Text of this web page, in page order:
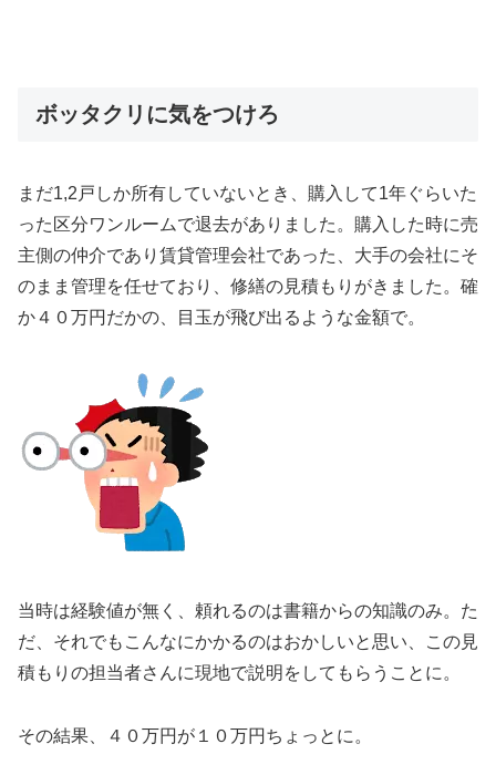
ボッタクリに気をつけろ
まだ1,2戸しか所有していないとき、購入して1年ぐらいた
った区分ワンルームで退去がありました。購入した時に売
主側の仲介であり賃貸管理会社であった、大手の会社にそ
のまま管理を任せており、修繕の見積もりがきました。確
か４０万円だかの、目玉が飛び出るような金額で。
当時は経験値が無く、頼れるのは書籍からの知識のみ。た
だ、それでもこんなにかかるのはおかしいと思い、この見
積もりの担当者さんに現地で説明をしてもらうことに。
その結果、４０万円が１０万円ちょっとに。